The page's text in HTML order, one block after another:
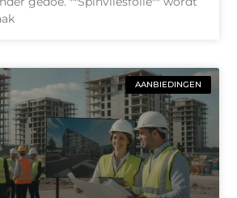
AANBIEDINGEN